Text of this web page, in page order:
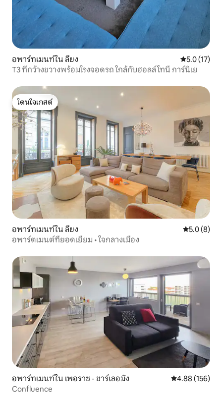
อพาร์ทเมนท์ใน ลียง คะแนนเฉลี่ย
5.0 (17)
T3 ที่กว้างขวางพร้อมโรงจอดรถ ใกล้กับฮอลล์ โทนี การ์นิเย
โดนใจเกสต์
โดนใจเกสต์
อพาร์ทเมนท์ใน ลียง คะแนนเฉลี่
5.0 (8)
อพาร์ตเมนต์ที่ยอดเยี่ยม • ใจกลางเมือง
อพาร์ทเมนท์ใน เพอราช - ชาร์เลอมัง คะแนนเฉลี่ย
4.88 (156)
Confluence